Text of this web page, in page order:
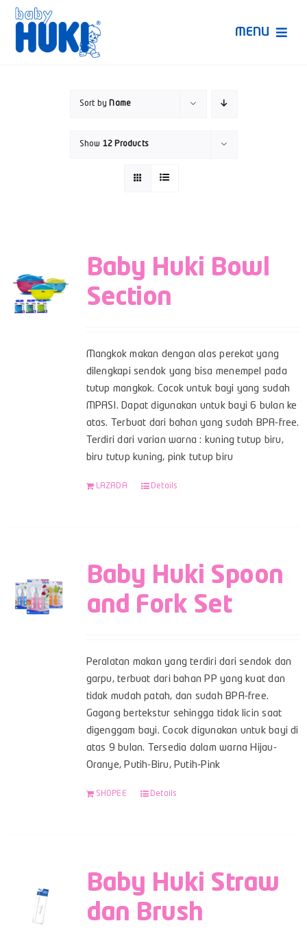
Skip
content
MENU
Sort by Name
Show 12 Products
Baby Huki Bowl
Section
Mangkok makan dengan alas perekat yang
dilengkapi sendok yang bisa menempel pada
tutup mangkok. Cocok untuk bayi yang sudah
MPASI. Dapat digunakan untuk bayi 6 bulan ke
atas. Terbuat dari bahan yang sudah BPA-free.
Terdiri dari varian warna : kuning tutup biru,
biru tutup kuning, pink tutup biru
LAZADA Details
Baby Huki Spoon
and Fork Set
Peralatan makan yang terdiri dari sendok dan
garpu, terbuat dari bahan PP yang kuat dan
tidak mudah patah, dan sudah BPA-free.
Gagang bertekstur sehingga tidak licin saat
digenggam bayi. Cocok digunakan untuk bayi di
atas 9 bulan. Tersedia dalam warna Hijau-
Oranye, Putih-Biru, Putih-Pink
SHOPEE Details
Baby Huki Straw
dan Brush